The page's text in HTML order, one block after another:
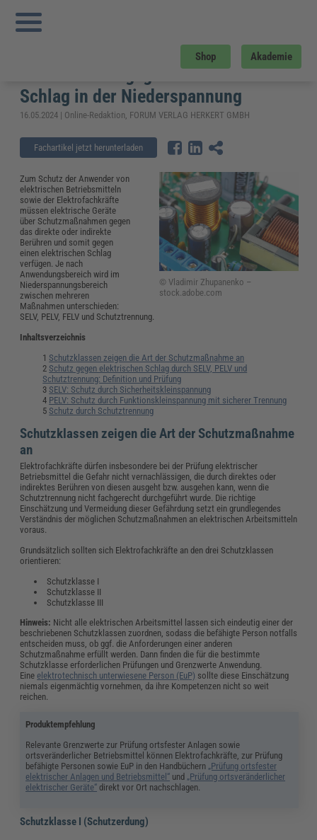
Shop Akademie
Sie sind hier:
SELV, PELV und Schutztrennung bieten Schutz gegen elektrischen Schlag in der
Niederspannung
SELV, PELV und Schutztrennung
bieten Schutz gegen elektrischen
Schlag in der Niederspannung
16.05.2024 | Online-Redaktion, FORUM VERLAG HERKERT GMBH
Fachartikel jetzt herunterladen
© Vladimir Zhupanenko –
stock.adobe.com
Zum Schutz der Anwender von
elektrischen Betriebsmitteln
sowie der Elektrofachkräfte
müssen elektrische Geräte
über Schutzmaßnahmen gegen
das direkte oder indirekte
Berühren und somit gegen
einen elektrischen Schlag
verfügen. Je nach
Anwendungsbereich wird im
Niederspannungsbereich
zwischen mehreren
Maßnahmen unterschieden:
SELV, PELV, FELV und Schutztrennung.
Inhaltsverzeichnis
Schutzklassen zeigen die Art der Schutzmaßnahme an
Schutz gegen elektrischen Schlag durch SELV, PELV und
Schutztrennung: Definition und Prüfung
SELV: Schutz durch Sicherheitskleinspannung
PELV: Schutz durch Funktionskleinspannung mit sicherer Trennung
Schutz durch Schutztrennung
Schutzklassen zeigen die Art der Schutzmaßnahme
an
Elektrofachkräfte dürfen insbesondere bei der Prüfung elektrischer
Betriebsmittel die Gefahr nicht vernachlässigen, die durch direktes oder
indirektes Berühren von diesen ausgeht bzw. ausgehen kann, wenn die
Schutztrennung nicht fachgerecht durchgeführt wurde. Die richtige
Einschätzung und Vermeidung dieser Gefährdung setzt ein grundlegendes
Verständnis der möglichen Schutzmaßnahmen an elektrischen Arbeitsmitteln
voraus.
Grundsätzlich sollten sich Elektrofachkräfte an den drei Schutzklassen
orientieren:
Schutzklasse I
Schutzklasse II
Schutzklasse III
Hinweis: Nicht alle elektrischen Arbeitsmittel lassen sich eindeutig einer der
beschriebenen Schutzklassen zuordnen, sodass die befähigte Person notfalls
entscheiden muss, ob ggf. die Anforderungen einer anderen
Schutzmaßnahme erfüllt werden. Dann finden die für die bestimmte
Schutzklasse erforderlichen Prüfungen und Grenzwerte Anwendung.
Eineelektrotechnisch unterwiesene Person (EuP) sollte diese Einschätzung
niemals eigenmächtig vornehmen, da ihre Kompetenzen nicht so weit
reichen.
Produktempfehlung
Relevante Grenzwerte zur Prüfung ortsfester Anlagen sowie
ortsveränderlicher Betriebsmittel können Elektrofachkräfte, zur Prüfung
befähigte Personen sowie EuP in den Handbüchern „Prüfung ortsfester
elektrischer Anlagen und Betriebsmittel“ und „Prüfung ortsveränderlicher
elektrischer Geräte“ direkt vor Ort nachschlagen.
Schutzklasse I (Schutzerdung)